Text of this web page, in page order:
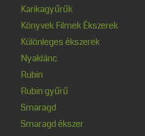
Karikagyűrűk
Könyvek Filmek Ékszerek
Különleges ékszerek
Nyaklánc
Rubin
Rubin gyűrű
Smaragd
Smaragd ékszer